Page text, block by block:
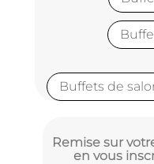
Buffets de
Remise sur
en vous